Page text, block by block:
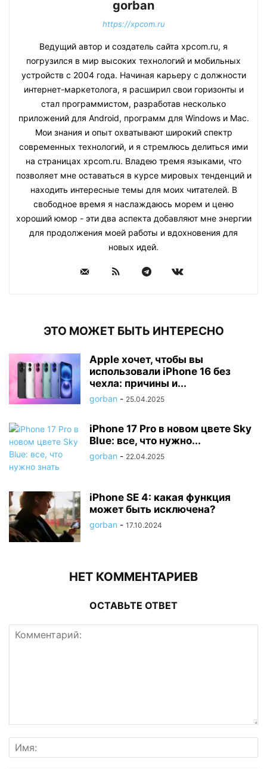
gorban
https://xpcom.ru
Ведущий автор и создатель сайта xpcom.ru, я
погрузился в мир высоких технологий и мобильных
устройств с 2004 года. Начиная карьеру с должности
интернет-маркетолога, я расширил свои горизонты и
стал программистом, разработав несколько
приложений для Android, программ для Windows и Mac.
Мои знания и опыт охватывают широкий спектр
современных технологий, и я стремлюсь делиться ими
на страницах xpcom.ru. Владею тремя языками, что
позволяет мне оставаться в курсе мировых тенденций и
находить интересные темы для моих читателей. В
свободное время я наслаждаюсь морем и ценю
хороший юмор - эти два аспекта добавляют мне энергии
для продолжения моей работы и вдохновения для
новых идей.
ЭТО МОЖЕТ БЫТЬ ИНТЕРЕСНО
Apple хочет, чтобы вы
использовали iPhone 16 без
чехла: причины и...
gorban - 25.04.2025
iPhone 17 Pro в новом цвете Sky
Blue: все, что нужно...
gorban - 22.04.2025
iPhone SE 4: какая функция
может быть исключена?
gorban - 17.10.2024
НЕТ КОММЕНТАРИЕВ
ОСТАВЬТЕ ОТВЕТ